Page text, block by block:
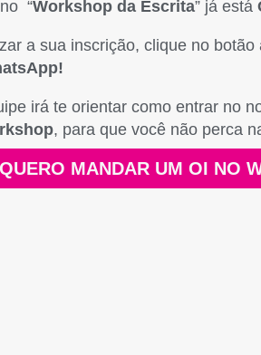
“Workshop da Escrita” já está
a sua inscrição, clique no botão
irá te orientar como entrar no
, para que você não perca
QUERO MANDAR UM OI NO